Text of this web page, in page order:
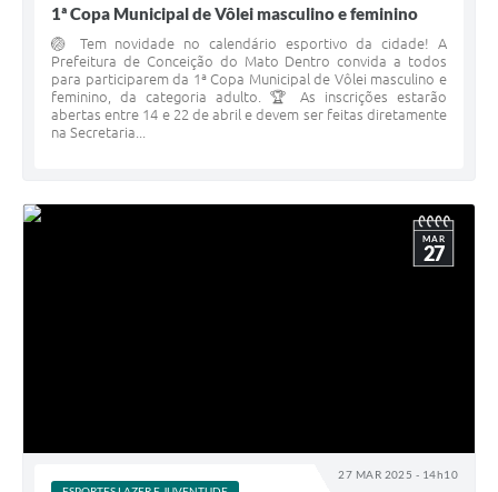
1ª Copa Municipal de Vôlei masculino e feminino
🏐 Tem novidade no calendário esportivo da cidade! A
Prefeitura de Conceição do Mato Dentro convida a todos
para participarem da 1ª Copa Municipal de Vôlei masculino e
feminino, da categoria adulto. 🏆 As inscrições estarão
abertas entre 14 e 22 de abril e devem ser feitas diretamente
na Secretaria...
27 MAR 2025 - 14h10
MAR
27